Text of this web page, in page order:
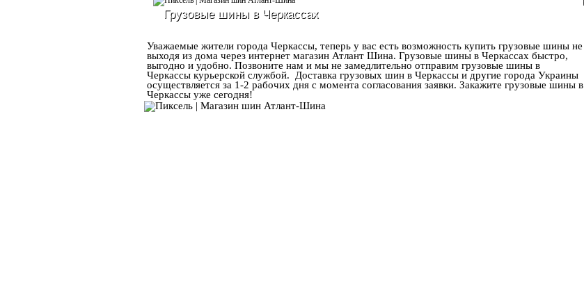
Грузовые шины в Черкассах
Уважаемые жители города Черкассы, теперь у вас есть возможность купить грузовые шины не
выходя из дома через интернет магазин Атлант Шина. Грузовые шины в Черкассах быстро,
выгодно и удобно. Позвоните нам и мы не замедлительно отправим грузовые шины в
Черкассы курьерской службой. Доставка грузовых шин в Черкассы и другие города Украины
осуществляется за 1-2 рабочих дня с момента согласования заявки. Закажите грузовые шины в
Черкассы уже сегодня!